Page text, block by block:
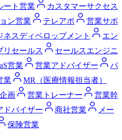
ート営業
カスタマーサクセス
ン営業 テレアポ
営業サポ
ネスディベロップメント
エン
リセールス
セールスエンジニ
営業 営業アドバイザー
パ
業
MR（医療情報担当者）
画 営業トレーナー
営業幹
ドバイザー 商社営業
メー
保険営業